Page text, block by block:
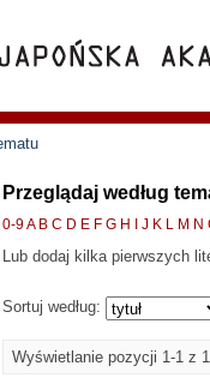
Przeglądaj według
0-9A B C D E F G H J K L M N
Lub dodaj kilka pierwszych
Sortuj według:
Wyświetlanie pozycji 1-1 z 1